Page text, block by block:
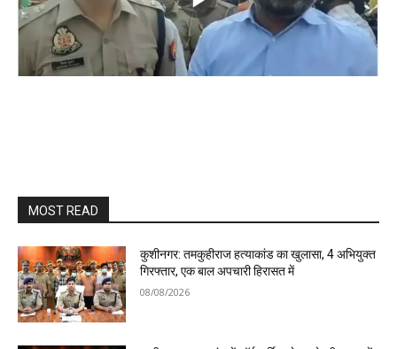
MOST READ
कुशीनगर: तमकुहीराज हत्याकांड का खुलासा, 4 अभियुक्त
गिरफ्तार, एक बाल अपचारी हिरासत में
08/08/2026